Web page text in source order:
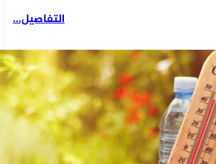
التفاصيل...